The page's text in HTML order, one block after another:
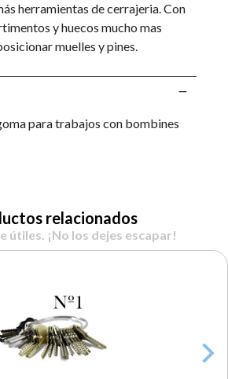
herramientas de cerrajeria. Con
y huecos mucho mas
muelles y pines.
para trabajos con bombines
relacionados
útiles. ¡No los dejes escapar!